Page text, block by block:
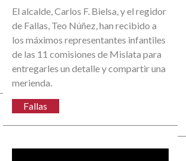
El alcalde, Carlos F. Bielsa, y el regidor
de Fallas, Teo Núñez, han recibido a
los máximos representantes infantiles
de las 11 comisiones de Mislata para
entregarles un detalle y compartir una
merienda.
Fallas